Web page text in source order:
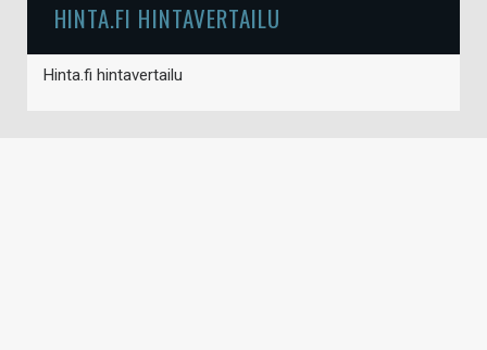
HINTA.FI HINTAVERTAILU
Hinta.fi hintavertailu